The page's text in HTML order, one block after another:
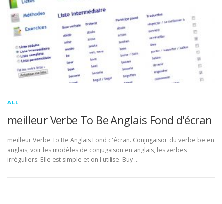
ALL
meilleur Verbe To Be Anglais Fond d'écran
meilleur Verbe To Be Anglais Fond d'écran. Conjugaison du verbe be en
anglais, voir les modèles de conjugaison en anglais, les verbes
irréguliers. Elle est simple et on l'utilise. Buy …